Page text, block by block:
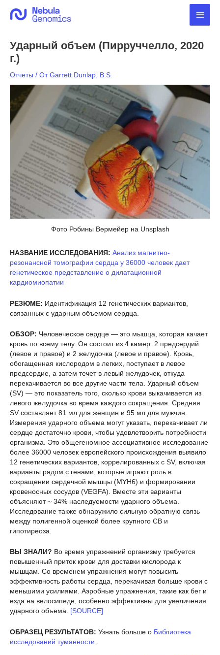
содержимому
Ударный объем (Пирруччелло, 2020
г.)
Отчеты / ОтGarrett Dunlap, B.S.
Фото Робины Вермейер на Unsplash
НАЗВАНИЕ ИССЛЕДОВАНИЯ: Анализ магнитно-
резонансной томографии сердца у 36000 человек дает
генетическое представление о дилатационной
кардиомиопатии
РЕЗЮМЕ: Идентификация 12 генетических вариантов,
связанных с ударным объемом сердца.
ОБЗОР: Человеческое сердце — это мышца, которая качает
кровь по всему телу. Он состоит из 4 камер: 2 предсердий
(левое и правое) и 2 желудочка (левое и правое). Кровь,
обогащенная кислородом в легких, поступает в левое
предсердие, а затем течет в левый желудочек, откуда
перекачивается во все другие части тела. Ударный объем
(SV) — это показатель того, сколько крови выкачивается из
левого желудочка во время каждого сокращения. Средняя
SV составляет 81 мл для женщин и 95 мл для мужчин.
Измерения ударного объема могут указать, перекачивает ли
сердце достаточно крови, чтобы удовлетворить потребности
организма. Это общегеномное ассоциативное исследование
более 36000 человек европейского происхождения выявило
12 генетических вариантов, коррелированных с SV, включая
варианты рядом с генами, которые играют роль в
сокращении сердечной мышцы (MYH6) и формировании
кровеносных сосудов (VEGFA). Вместе эти варианты
объясняют ~ 34% наследуемости ударного объема.
Исследование также обнаружило сильную обратную связь
между полигенной оценкой более крупного СВ и
гипотиреоза.
ВЫ ЗНАЛИ? Во время упражнений организму требуется
повышенный приток крови для доставки кислорода к
мышцам. Со временем упражнения могут повысить
эффективность работы сердца, перекачивая больше крови с
меньшими усилиями. Аэробные упражнения, такие как бег и
езда на велосипеде, особенно эффективны для увеличения
ударного объема. [SOURCE]
ОБРАЗЕЦ РЕЗУЛЬТАТОВ: Узнать больше о Библиотека
исследований туманности